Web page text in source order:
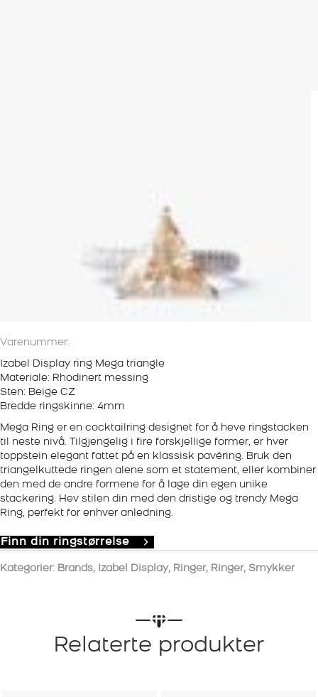
Varenummer:
Izabel Display ring Mega triangle
Materiale: Rhodinert messing
Sten: Beige CZ
Bredde ringskinne: 4mm
Mega Ring er en cocktailring designet for å heve ringstacken
til neste nivå. Tilgjengelig i fire forskjellige former, er hver
toppstein elegant fattet på en klassisk pavéring. Bruk den
triangelkuttede ringen alene som et statement, eller kombiner
den med de andre formene for å lage din egen unike
stackering. Hev stilen din med den dristige og trendy Mega
Ring, perfekt for enhver anledning.
Finn din ringstørrelse
Kategorier: Brands, Izabel Display, Ringer, Ringer, Smykker
Relaterte produkter